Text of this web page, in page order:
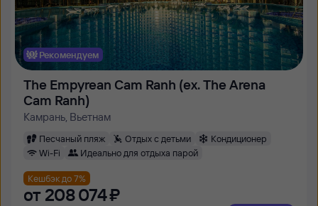
Рекомендуем
The Empyrean Cam Ranh (ex. The Arena
Cam Ranh)
Камрань, Вьетнам
Песчаный пляж Отдых с детьми
Кондиционер
Wi-Fi
Идеально для отдыха парой
Кешбэк до 7%
от 208 ⁠074 ⁠₽